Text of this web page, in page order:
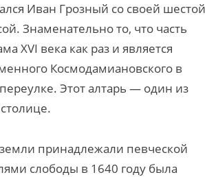
Иван Грозный со своей шестой
Знаменательно то, что часть
XVI века как раз и является
Космодамиановского в
Этот алтарь — один из
земли принадлежали певческой
слободы в 1640 году была